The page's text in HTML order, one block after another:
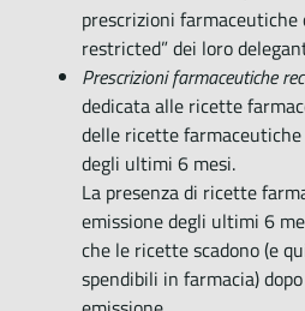
prescrizioni farmaceutiche
restricted” dei loro
Prescrizioni farmaceutiche
dedicata alle ricette
delle ricette
degli ultimi 6 mesi.
La presenza di ricette
emissione degli ultimi 6
che le ricette scadono (e
spendibili in farmacia)